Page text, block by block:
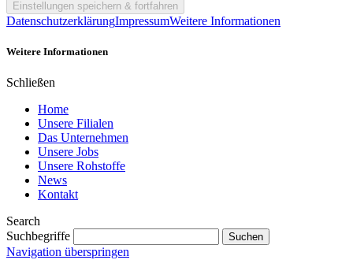
DatenschutzerklärungImpressumWeitere Informationen
Weitere Informationen
Schließen
Home
Unsere Filialen
Das Unternehmen
Unsere Jobs
Unsere Rohstoffe
News
Kontakt
Search
Suchbegriffe
Navigation überspringen